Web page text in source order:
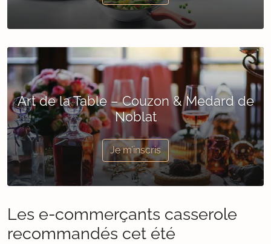
Art de la Table – Couzon & Medard de
Noblat
Je m’inscris
Les e-commerçants casserole
recommandés cet été